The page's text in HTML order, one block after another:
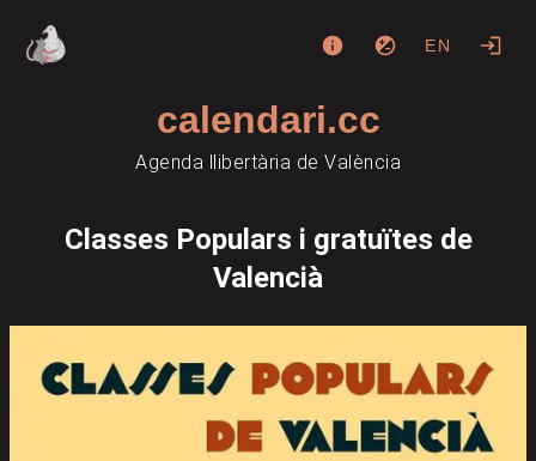
EN
calendari.cc
Agenda llibertària de València
Classes Populars i gratuïtes de
Valencià